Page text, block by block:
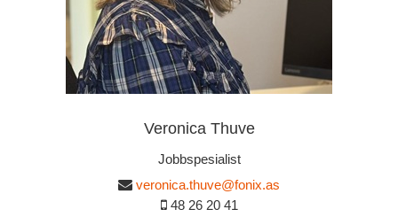
Veronica Thuve
Jobbspesialist
48 26 20 41
veronica.thuve@fonix.as